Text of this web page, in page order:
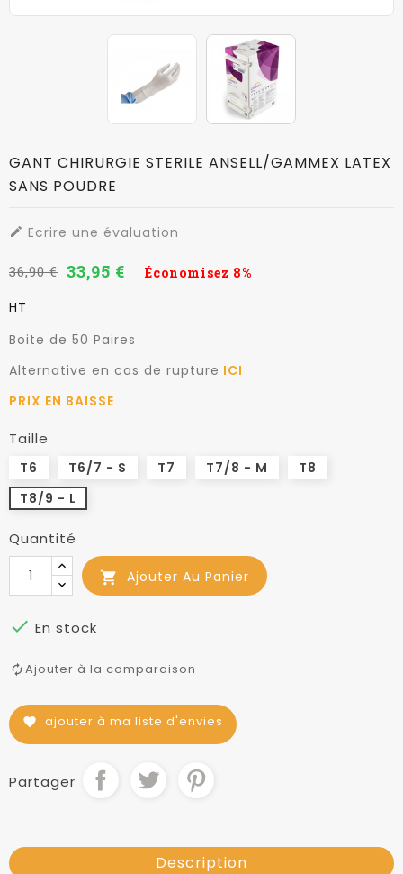
GANT CHIRURGIE STERILE ANSELL/GAMMEX LATEX
SANS POUDRE
 Ecrire une évaluation
36,90 € 33,95 € Économisez 8%
HT
Boite de 50 Paires
Alternative en cas de rupture ICI
PRIX EN BAISSE
Taille
T6 T6/7 - S T7 T7/8 - M
T8
T8/9 - L
Quantité
 Ajouter Au Panier
 En stock
Ajouter à la comparaison
favorite ajouter à ma liste d'envies
Partager
Description